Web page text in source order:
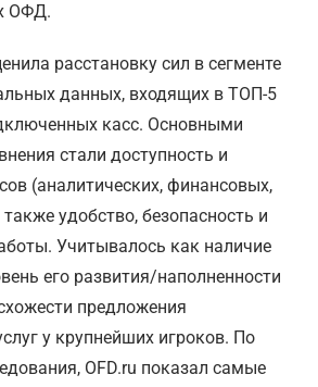
ОФД.
расстановку сил в сегменте
данных, входящих в ТОП-5
касс. Основными
стали доступность и
(аналитических, финансовых,
удобство, безопасность и
Учитывалось как наличие
его развития/наполненности
предложения
у крупнейших игроков. По
OFD.ru показал самые